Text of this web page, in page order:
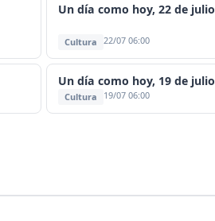
Un día como hoy, 22 de julio
Cultura 22/07 06:00
Un día como hoy, 19 de julio
Cultura 19/07 06:00